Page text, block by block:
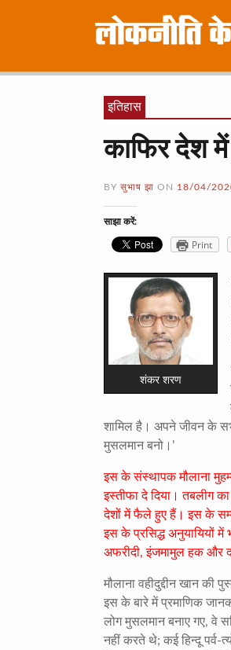
इतिहास
काफिर देश
BY सुभाष झा ON 18/04/
साझा करें:
Print
शंकर शरण
शामिल है। अपने जीवन के
मुसलमान बनो।’
इस के संस्थापक मौलाना
इस्तीफा दे दिया। तबलीग
देशों में फैले हुए हैं। इस के
इस के प्रसिद्ध अनुयायियों में
अफरीदी,इंजमामुल हक और
मौलाना वहीदुद्दीन खान की
इस के बारे में प्रमाणिक
लोग मुसलमान बनाए गए, वे
नहीं करते थे; कई हिन्दू पर्व-